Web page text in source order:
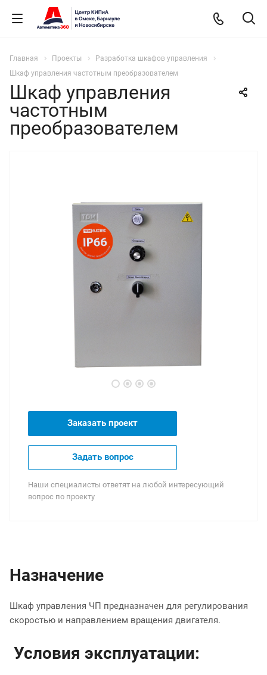
Главная Проекты
Разработка шкафов управления
Шкаф управления частотным преобразователем
Шкаф управления
частотным
преобразователем
Заказать проект
Задать вопрос
Наши специалисты ответят на любой интересующий
вопрос по проекту
Назначение
Шкаф управления ЧП предназначен для регулирования
скоростью и направлением вращения двигателя.
Условия эксплуатации: